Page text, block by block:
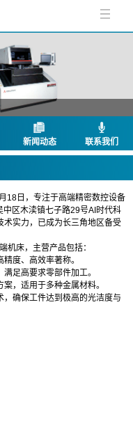
新闻动态 联系我们
日，专注于高端精密数控设备
区木渎镇七子路29号AI时代科
实力，已成为长三角地区备受
床，主营产品包括：
度、高效率著称。
足高要求零部件加工。
，适用于多种金属材料。
确保工件达到极高的光洁度与